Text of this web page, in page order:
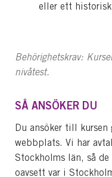
eller ett
Behörighetskrav:
nivåtest.
SÅ ANSÖKER DU
Du ansöker till kursen
webbplats. Vi har
Stockholms län, så de
oavsett var i